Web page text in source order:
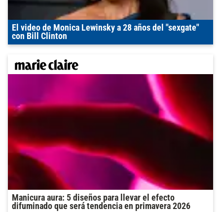
El video de Monica Lewinsky a 28 años del "sexgate"
con Bill Clinton
Manicura aura: 5 diseños para llevar el efecto
difuminado que será tendencia en primavera 2026